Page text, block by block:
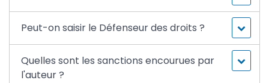
Peut-on saisir le Défenseur des droits ?
Quelles sont les sanctions encourues par
l'auteur ?